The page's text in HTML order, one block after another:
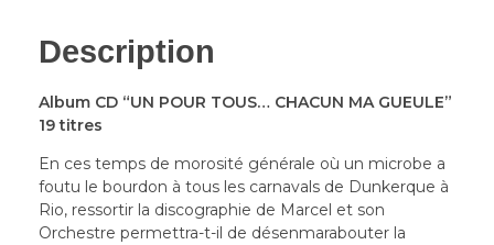
Description
Album CD “UN POUR TOUS… CHACUN MA GUEULE”
19 titres
En ces temps de morosité générale où un microbe a
foutu le bourdon à tous les carnavals de Dunkerque à
Rio, ressortir la discographie de Marcel et son
Orchestre permettra-t-il de désenmarabouter la